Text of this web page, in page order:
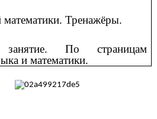
математики. Тренажёры.
занятие. По страницам
и математики.